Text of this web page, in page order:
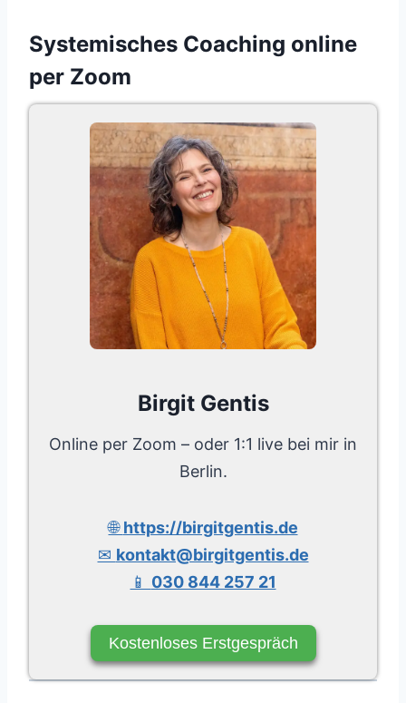
Systemisches Coaching online
per Zoom
Birgit Gentis
Online per Zoom – oder 1:1 live bei mir in
Berlin.
🌐https://birgitgentis.de
✉ kontakt@birgitgentis.de
📱 030 844 257 21
Kostenloses Erstgespräch